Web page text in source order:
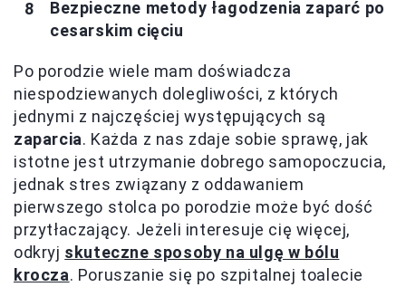
Bezpieczne metody łagodzenia zaparć po
cesarskim cięciu
Po porodzie wiele mam doświadcza
niespodziewanych dolegliwości, z których
jednymi z najczęściej występujących są
zaparcia. Każda z nas zdaje sobie sprawę, jak
istotne jest utrzymanie dobrego samopoczucia,
jednak stres związany z oddawaniem
pierwszego stolca po porodzie może być dość
przytłaczający. Jeżeli interesuje cię więcej,
odkryj skuteczne sposoby na ulgę w bólu
krocza. Poruszanie się po szpitalnej toalecie